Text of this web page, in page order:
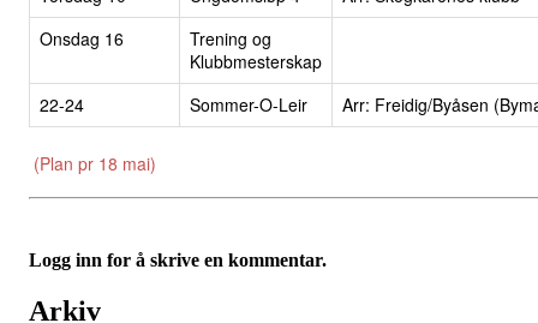
Onsdag 16
Trening og
Klubbmesterskap
22-24
Sommer-O-Leir Arr: Freidig/Byåsen
(Plan pr 18 mai)
Logg inn for å skrive en kommentar.
Arkiv